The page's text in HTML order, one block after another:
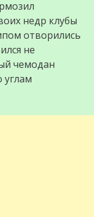
недр клубы
отворились
не
чемодан
углам